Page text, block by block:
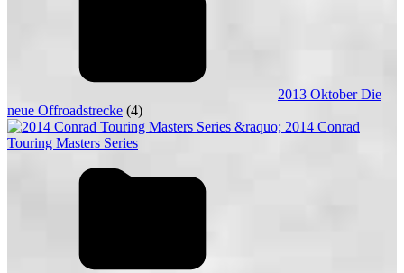
2013 Oktober Die
neue Offroadstrecke (4)